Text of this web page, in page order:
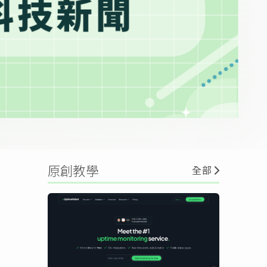
原創教學 全部